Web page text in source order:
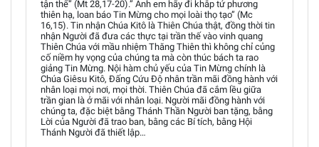
tận thế” (Mt 28,17-20).” Anh em hãy đi khắp tứ phương
thiên hạ, loan báo Tin Mừng cho mọi loài thọ tạo” (Mc
16,15). Tin nhận Chúa Kitô là Thiên Chúa thật, đồng thời tin
nhận Người đã đưa các thực tại trần thế vào vinh quang
Thiên Chúa với mầu nhiệm Thăng Thiên thì không chỉ củng
cố niềm hy vọng của chúng ta mà còn thúc bách ta rao
giảng Tin Mừng. Nội hàm chủ yếu của Tin Mừng chính là
Chúa Giêsu Kitô, Đấng Cứu Độ nhân trần mãi đồng hành với
nhân loại mọi nơi, mọi thời. Thiên Chúa đã cắm lều giữa
trần gian là ở mãi với nhân loại. Người mãi đồng hành với
chúng ta, đặc biệt bằng Thánh Thần Người ban tặng, bằng
Lời của Người đã trao ban, bằng các Bí tích, bằng Hội
Thánh Người đã thiết lập…